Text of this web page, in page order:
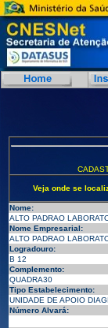
Veja onde se
Nome:
ALTO PADRAO
Nome Empresarial:
ALTO PADRAO
Logradouro:
B 12
Complemento:
QUADRA30
Tipo Estabelecimento:
UNIDADE DE APOIO
Número Alvará: